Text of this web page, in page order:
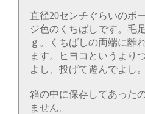
直径20センチぐらいのボ
ジ色のくちばしです。毛
ｇ。くちばしの両端に離
ます。ヒヨコというより
よし、投げて遊んでよし
箱の中に保存してあった
ません。